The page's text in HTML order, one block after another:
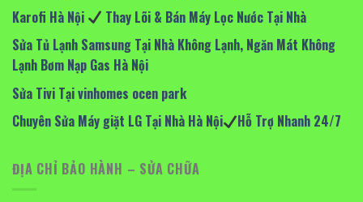
Karofi Hà Nội
Thay Lõi & Bán Máy Lọc Nước Tại Nhà
Sửa Tủ Lạnh Samsung Tại Nhà Không Lạnh, Ngăn Mát Không
Lạnh Bơm Nạp Gas Hà Nội
Sửa Tivi Tại vinhomes ocen park
Chuyên Sửa Máy giặt LG Tại Nhà Hà Nội
Hỗ Trợ Nhanh 24/7
ĐỊA CHỈ BẢO HÀNH – SỬA CHỮA